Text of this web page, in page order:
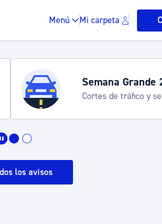
Menú Mi carpeta
Espacio público, residuos y
Semana Grande
Cortes de tráfico y
los avisos